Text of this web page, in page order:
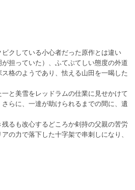
クしている小心者だった原作とは違い
が担っていた）、ふてぶてしい態度の外道
格のようであり、怯える山田を一喝した
と美雪をレッドラムの仕業に見せかけて
らに、一達が助けられるまでの間に、遺
るも改心するどころか剣持の父親の苦労
の力で落下した十字架で串刺しになり、